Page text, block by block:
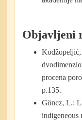
Objavljeni
Kodžopeljić,
procena
p.135.
Göncz, L.: